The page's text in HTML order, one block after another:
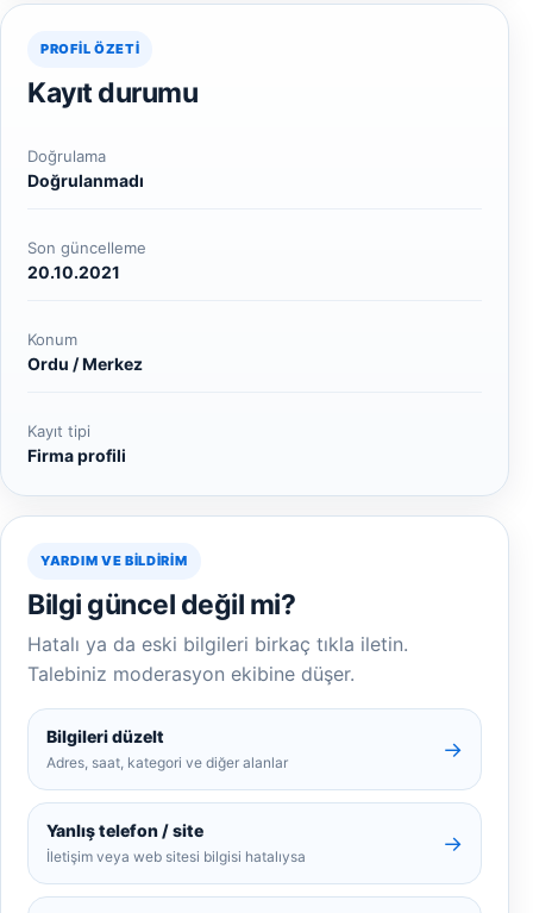
PROFIL ÖZETI
Kayıt durumu
Doğrulama
Doğrulanmadı
Son güncelleme
20.10.2021
Konum
Ordu / Merkez
Kayıt tipi
Firma profili
YARDIM VE BILDIRIM
Bilgi güncel değil mi?
Hatalı ya da eski bilgileri birkaç tıkla iletin.
Talebiniz moderasyon ekibine düşer.
Bilgileri düzelt
Adres, saat, kategori ve diğer alanlar
→
Yanlış telefon / site
İletişim veya web sitesi bilgisi hatalıysa
→